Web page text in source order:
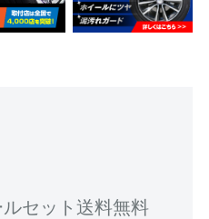
セット送料無料